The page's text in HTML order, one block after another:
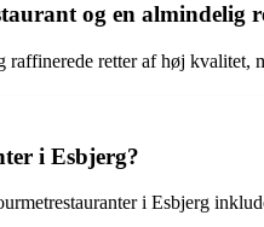
og en almindelig
retter af høj
i Esbjerg?
i Esbjerg